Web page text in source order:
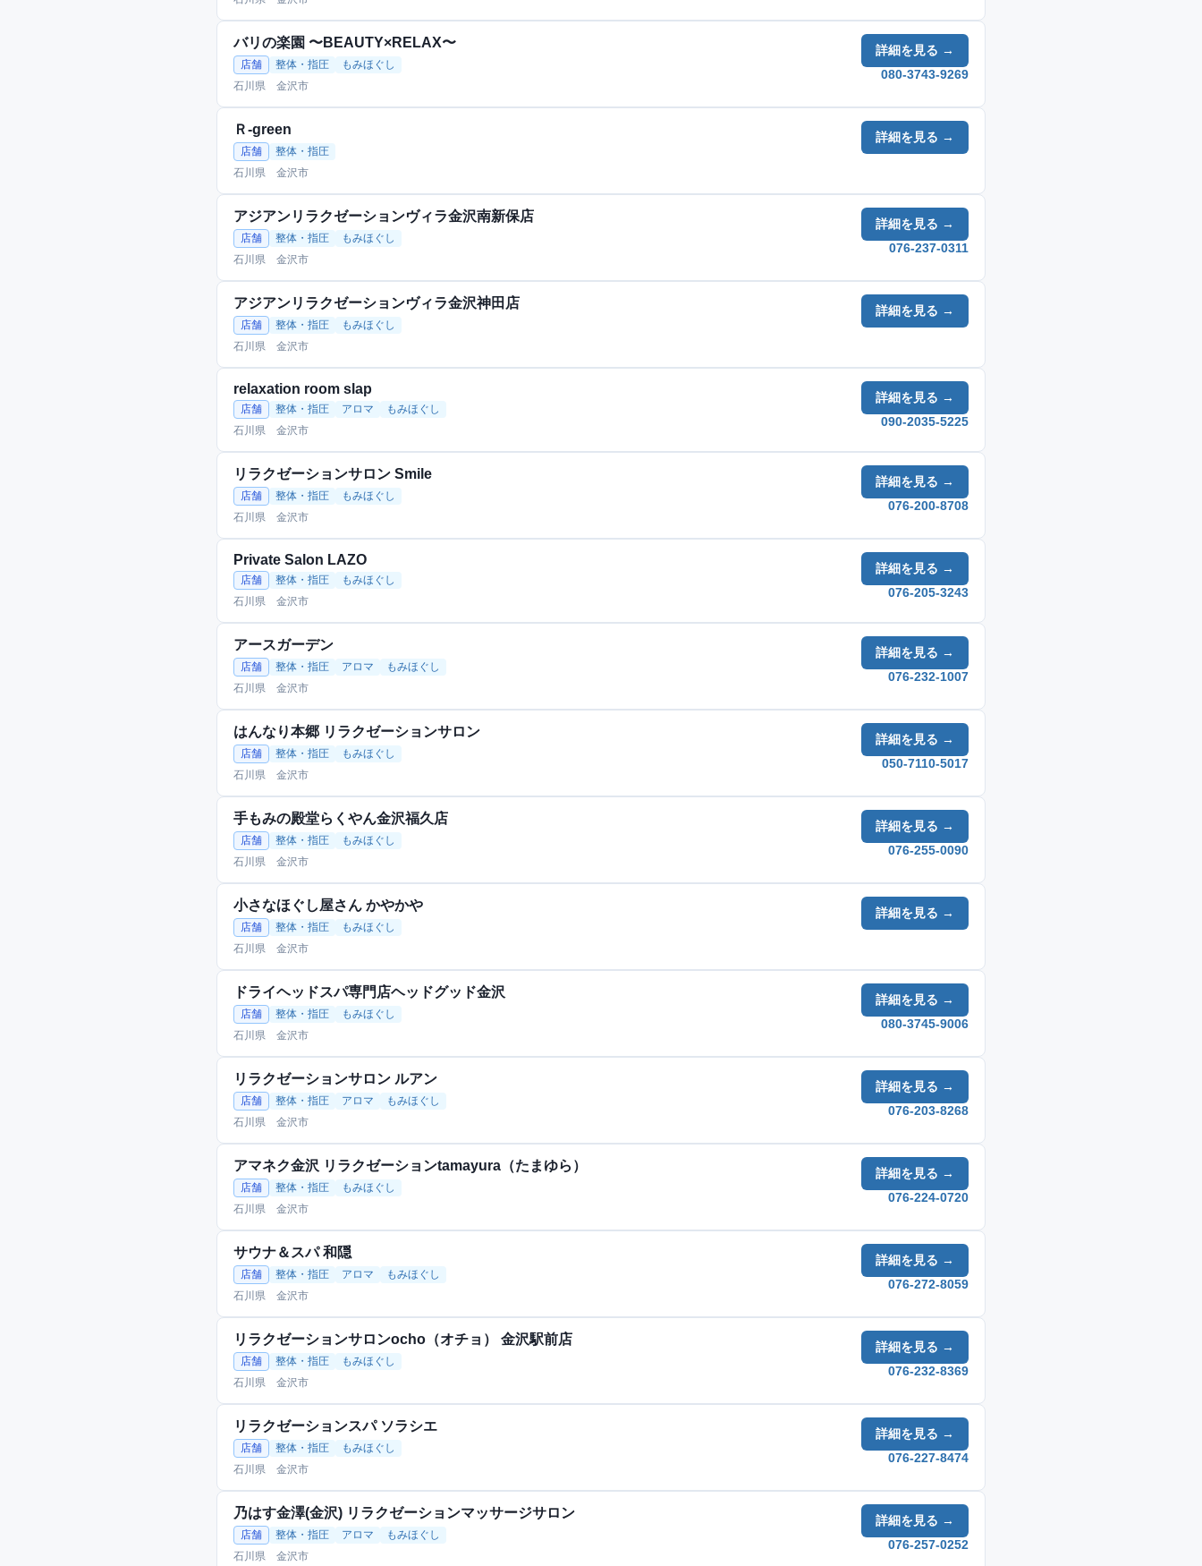
バリの楽園 〜BEAUTY×RELAX〜
店舗 整体・指圧 もみほぐし
石川県 金沢市
詳細を見る →
080-3743-9269
Ｒ-green
店舗 整体・指圧
石川県 金沢市
詳細を見る →
アジアンリラクゼーションヴィラ金沢南新保店
店舗 整体・指圧 もみほぐし
石川県 金沢市
詳細を見る →
076-237-0311
アジアンリラクゼーションヴィラ金沢神田店
店舗 整体・指圧 もみほぐし
石川県 金沢市
詳細を見る →
relaxation room slap
店舗 整体・指圧 アロマ もみほぐし
石川県 金沢市
詳細を見る →
090-2035-5225
リラクゼーションサロン Smile
店舗 整体・指圧 もみほぐし
石川県 金沢市
詳細を見る →
076-200-8708
Private Salon LAZO
店舗 整体・指圧 もみほぐし
石川県 金沢市
詳細を見る →
076-205-3243
アースガーデン
店舗 整体・指圧 アロマ もみほぐし
石川県 金沢市
詳細を見る →
076-232-1007
はんなり本郷 リラクゼーションサロン
店舗 整体・指圧 もみほぐし
石川県 金沢市
詳細を見る →
050-7110-5017
手もみの殿堂らくやん金沢福久店
店舗 整体・指圧 もみほぐし
石川県 金沢市
詳細を見る →
076-255-0090
小さなほぐし屋さん かやかや
店舗 整体・指圧 もみほぐし
石川県 金沢市
詳細を見る →
ドライヘッドスパ専門店ヘッドグッド金沢
店舗 整体・指圧 もみほぐし
石川県 金沢市
詳細を見る →
080-3745-9006
リラクゼーションサロン ルアン
店舗 整体・指圧 アロマ もみほぐし
石川県 金沢市
詳細を見る →
076-203-8268
アマネク金沢 リラクゼーションtamayura（たまゆら）
店舗 整体・指圧 もみほぐし
石川県 金沢市
詳細を見る →
076-224-0720
サウナ＆スパ 和隠
店舗 整体・指圧 アロマ もみほぐし
石川県 金沢市
詳細を見る →
076-272-8059
リラクゼーションサロンocho（オチョ） 金沢駅前店
店舗 整体・指圧 もみほぐし
石川県 金沢市
詳細を見る →
076-232-8369
リラクゼーションスパ ソラシエ
店舗 整体・指圧 もみほぐし
石川県 金沢市
詳細を見る →
076-227-8474
乃はす金澤(金沢) リラクゼーションマッサージサロン
店舗 整体・指圧 アロマ もみほぐし
石川県 金沢市
詳細を見る →
076-257-0252